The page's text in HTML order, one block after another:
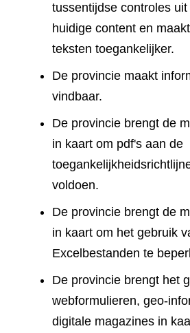
tussentijdse controles
huidige content en
teksten toegankelijker.
De provincie maakt
vindbaar.
De provincie brengt de
in kaart om pdf's aan de
voldoen.
De provincie brengt de
in kaart om het gebruik
Excelbestanden te
De provincie brengt het
webformulieren, geo-
digitale magazines in